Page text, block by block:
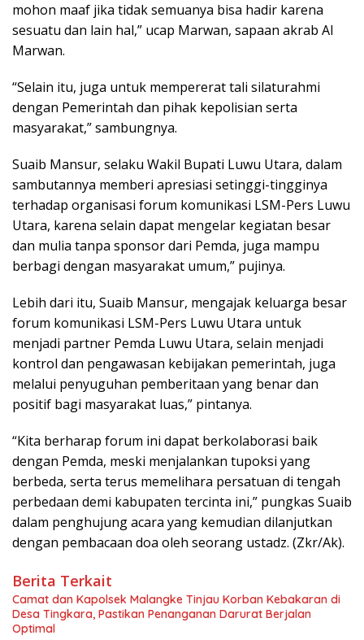
mohon maaf jika tidak semuanya bisa hadir karena
sesuatu dan lain hal,” ucap Marwan, sapaan akrab Al
Marwan.
“Selain itu, juga untuk mempererat tali silaturahmi
dengan Pemerintah dan pihak kepolisian serta
masyarakat,” sambungnya.
Suaib Mansur, selaku Wakil Bupati Luwu Utara, dalam
sambutannya memberi apresiasi setinggi-tingginya
terhadap organisasi forum komunikasi LSM-Pers Luwu
Utara, karena selain dapat mengelar kegiatan besar
dan mulia tanpa sponsor dari Pemda, juga mampu
berbagi dengan masyarakat umum,” pujinya.
Lebih dari itu, Suaib Mansur, mengajak keluarga besar
forum komunikasi LSM-Pers Luwu Utara untuk
menjadi partner Pemda Luwu Utara, selain menjadi
kontrol dan pengawasan kebijakan pemerintah, juga
melalui penyuguhan pemberitaan yang benar dan
positif bagi masyarakat luas,” pintanya.
“Kita berharap forum ini dapat berkolaborasi baik
dengan Pemda, meski menjalankan tupoksi yang
berbeda, serta terus memelihara persatuan di tengah
perbedaan demi kabupaten tercinta ini,” pungkas Suaib
dalam penghujung acara yang kemudian dilanjutkan
dengan pembacaan doa oleh seorang ustadz. (Zkr/Ak).
Berita Terkait
Camat dan Kapolsek Malangke Tinjau Korban Kebakaran di
Desa Tingkara, Pastikan Penanganan Darurat Berjalan
Optimal